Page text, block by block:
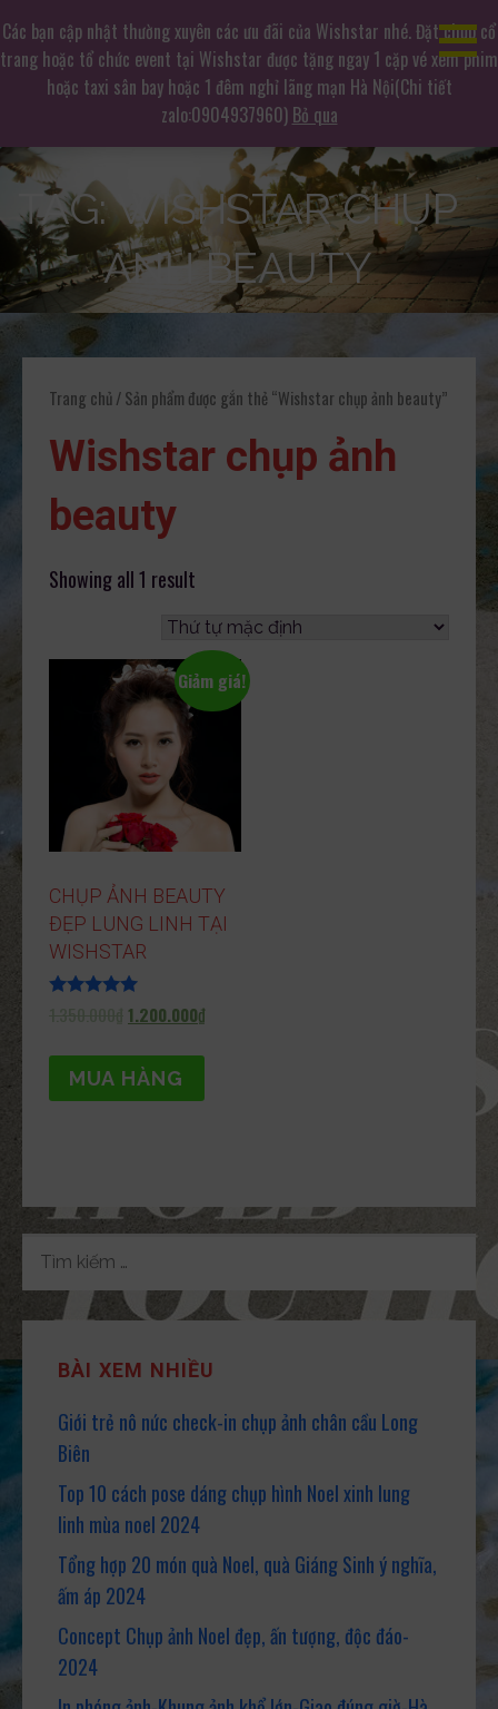
tới
phần
Dịch vụ chụp ảnh hàng đầu
Không gian chụp ảnh mê hoặc
TAG: WISHSTAR CHỤP
ẢNH BEAUTY
Trang chủ/ Sản phẩm được gắn thẻ “Wishstar chụp ảnh beauty”
Wishstar chụp ảnh
beauty
Showing all 1 result
Giảm giá!
CHỤP ẢNH BEAUTY
ĐẸP LUNG LINH TẠI
WISHSTAR
5 sao
1.200.000₫
MUA HÀNG
KIẾM
BÀI XEM NHIỀU
Giới trẻ nô nức check-in chụp ảnh chân cầu Long
Biên
Top 10 cách pose dáng chụp hình Noel xinh lung
linh mùa noel 2024
Tổng hợp 20 món quà Noel, quà Giáng Sinh ý nghĩa,
ấm áp 2024
Concept Chụp ảnh Noel đẹp, ấn tượng, độc đáo-
2024
Các bạn cập nhật thường xuyên các ưu đãi của Wishstar nhé. Đặt chụp cổ
trang hoặc tổ chức event tại Wishstar được tặng ngay 1 cặp vé xem phim
hoặc taxi sân bay hoặc 1 đêm nghỉ lãng mạn Hà Nội(Chi tiết
zalo:0904937960) Bỏ qua